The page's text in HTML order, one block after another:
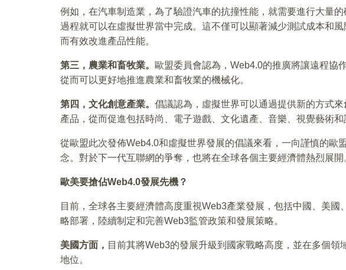
例如，在汽車制造業，為了驗證汽車的抗撞性能，就需要進行大量
過程就可以在虛擬世界當中完成。這不僅可以顯著減少測試成本和
而有效改進產品性能。
第三，農業和畜牧業。
歐盟委員會認為，Web4.0的推廣將讓遠程協
從而可以更好地推進農業和畜牧業的機械化。
第四，文化創意產業。 倡議認為，虛擬世界可以通過提供新的方式
產品，從而促進包括時尚、電子遊戲、文化遺產、音樂、視覺藝術和
從歐盟此次發佈Web4.0和虛擬世界發展的倡議來看，一向謹慎的歐
念。對於下一代互聯網的爭奪，也將在全球各個主要經濟體熱烈展開
歐美要搶佔Web4.0發展先機？
目前，全球各主要經濟體高度重視Web3產業發展，包括中國、美
略部署，陸續制定和完善Web3監管政策和發展策略。
美國方面， 目前其將Web3的發展升級到國家戰略高度，並在多個
地位。